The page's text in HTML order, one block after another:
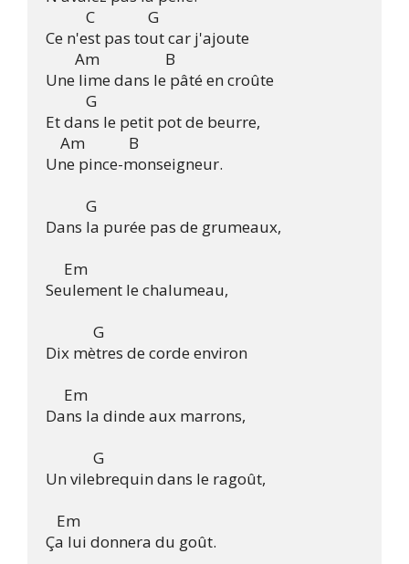
Ce n'est pas tout car j'ajoute
Une lime dans le pâté en croûte
           G
Et dans le petit pot de beurre,
    Am            B
Une pince-monseigneur.
           G
Dans la purée pas de grumeaux,
     Em
Seulement le chalumeau,
Dix mètres de corde environ
     Em
Dans la dinde aux marrons,
Un vilebrequin dans le ragoût,
   Em
Ça lui donnera du goût.